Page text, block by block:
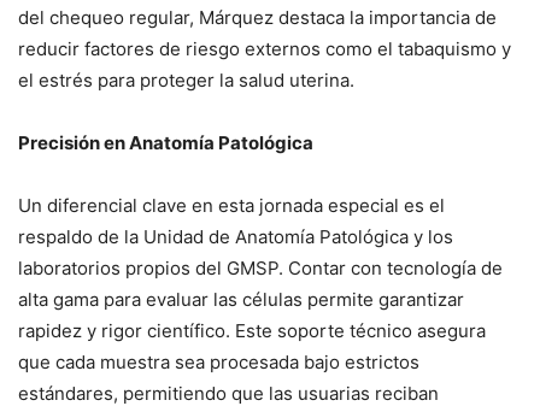
del chequeo regular, Márquez destaca la importancia de
reducir factores de riesgo externos como el tabaquismo y
el estrés para proteger la salud uterina.
Precisión en Anatomía Patológica
Un diferencial clave en esta jornada especial es el
respaldo de la Unidad de Anatomía Patológica y los
laboratorios propios del GMSP. Contar con tecnología de
alta gama para evaluar las células permite garantizar
rapidez y rigor científico. Este soporte técnico asegura
que cada muestra sea procesada bajo estrictos
estándares, permitiendo que las usuarias reciban